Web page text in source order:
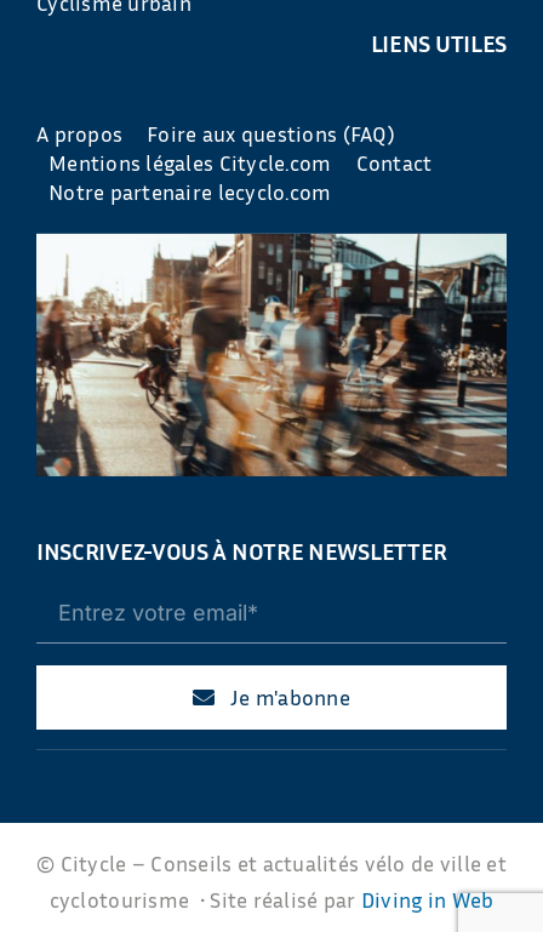
LIENS UTILES
A propos
Foire aux questions (FAQ)
Mentions légales Citycle.com
Contact
Notre partenaire lecyclo.com
INSCRIVEZ-VOUS À NOTRE NEWSLETTER
Je m'abonne
© Citycle – Conseils et actualités vélo de ville et
cyclotourisme • Site réalisé par Diving in Web